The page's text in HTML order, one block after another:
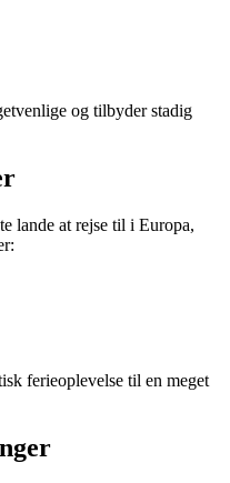
og tilbyder stadig
lande at rejse til i Europa,
ferieoplevelse til en meget